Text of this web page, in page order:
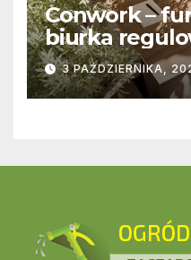
Conwork –
biurka
stworzone z
3 PAŹDZIERNIKA,